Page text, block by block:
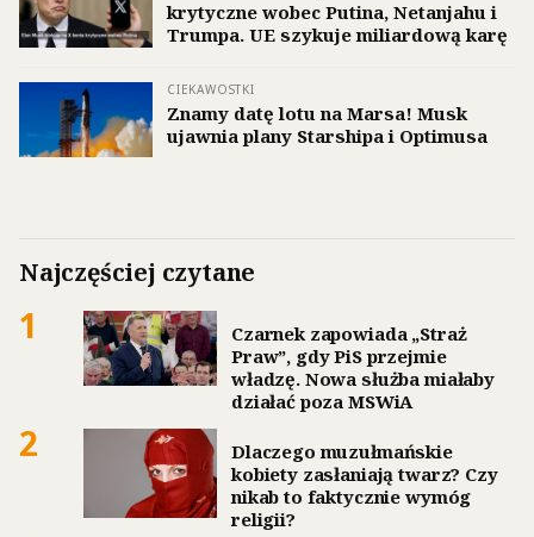
krytyczne wobec Putina, Netanjahu i
Trumpa. UE szykuje miliardową karę
CIEKAWOSTKI
Znamy datę lotu na Marsa! Musk
ujawnia plany Starshipa i Optimusa
Najczęściej czytane
1
Czarnek zapowiada „Straż
Praw”, gdy PiS przejmie
władzę. Nowa służba miałaby
działać poza MSWiA
2
Dlaczego muzułmańskie
kobiety zasłaniają twarz? Czy
nikab to faktycznie wymóg
religii?